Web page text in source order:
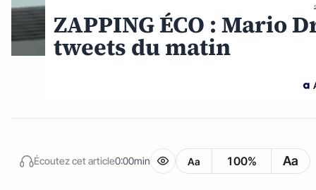
ZAPPING ÉCO : Mario
tweets du matin
Écoutez cet article0:00min Aa 100% Aa